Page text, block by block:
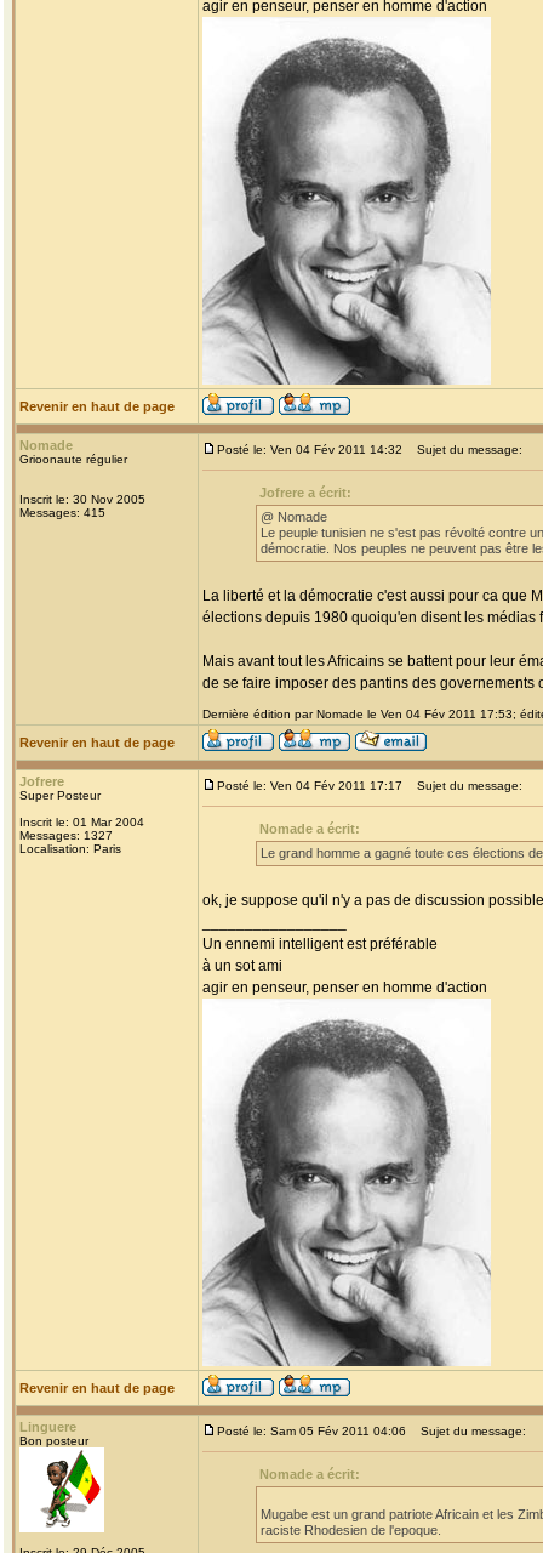
agir en penseur, penser en homme d'action
Revenir en haut de page
Nomade
Grioonaute régulier
Inscrit le: 30 Nov 2005
Messages: 415
Posté le: Ven 04 Fév 2011 14:32 Sujet du message:
Jofrere a écrit:
@ Nomade
Le peuple tunisien ne s'est pas révolté contre
démocratie. Nos peuples ne peuvent pas être
La liberté et la démocratie c'est aussi pour ca que
élections depuis 1980 quoiqu'en disent les médias
Mais avant tout les Africains se battent pour leur
de se faire imposer des pantins des governements
Dernière édition par Nomade le Ven 04 Fév 2011 17:53;
Revenir en haut de page
Jofrere
Super Posteur
Inscrit le: 01 Mar 2004
Messages: 1327
Localisation: Paris
Posté le: Ven 04 Fév 2011 17:17 Sujet du message:
Nomade a écrit:
Le grand homme a gagné toute ces élections
ok, je suppose qu'il n'y a pas de discussion
Un ennemi intelligent est préférable
à un sot ami
agir en penseur, penser en homme d'action
Revenir en haut de page
Linguere
Bon posteur
Posté le: Sam 05 Fév 2011 04:06 Sujet du message:
Nomade a écrit:
Mugabe est un grand patriote Africain et les
raciste Rhodesien de l'epoque.